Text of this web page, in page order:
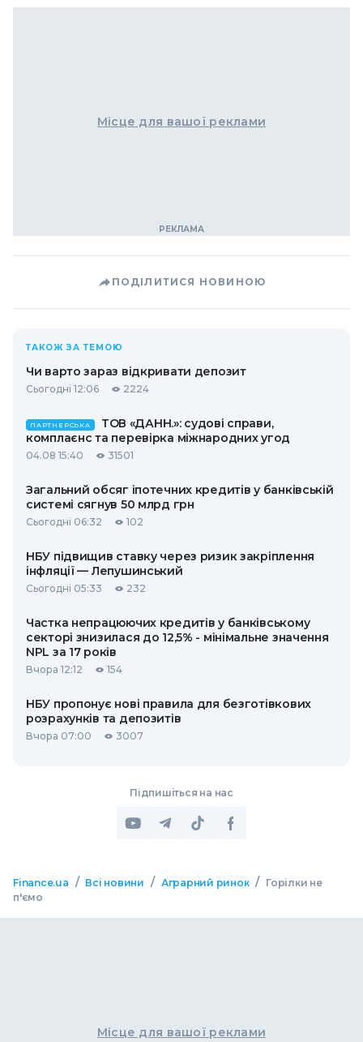
Місце для вашої реклами
ПОДІЛИТИСЯ НОВИНОЮ
ТАКОЖ ЗА ТЕМОЮ
Чи варто зараз відкривати депозит
Сьогодні 12:06 2224
ПАРТНЕРСЬКА
ТОВ «ДАНН.»: судові справи,
комплаєнс та перевірка міжнародних угод
04.08 15:40 31501
Загальний обсяг іпотечних кредитів у банківській
системі сягнув 50 млрд грн
Сьогодні 06:32 102
НБУ підвищив ставку через ризик закріплення
інфляції — Лепушинський
Сьогодні 05:33 232
Частка непрацюючих кредитів у банківському
секторі знизилася до 12,5% - мінімальне значення
NPL за 17 років
Вчора 12:12 154
НБУ пропонує нові правила для безготівкових
розрахунків та депозитів
Вчора 07:00 3007
Підпишіться на нас
Finance.ua / Всі новини / Аграрний ринок / Горілки не
п'ємо
Місце для вашої реклами